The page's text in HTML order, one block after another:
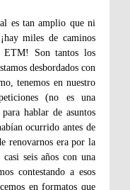
es tan amplio que ni
miles de caminos
ETM! Son tantos los
desbordados con
tenemos en nuestro
(no es una
hablar de asuntos
ocurrido antes de
renovarnos era por la
seis años con una
contestando a esos
en formatos que